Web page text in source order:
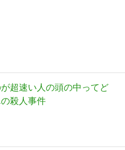
超速い人の頭の中ってど
殺人事件